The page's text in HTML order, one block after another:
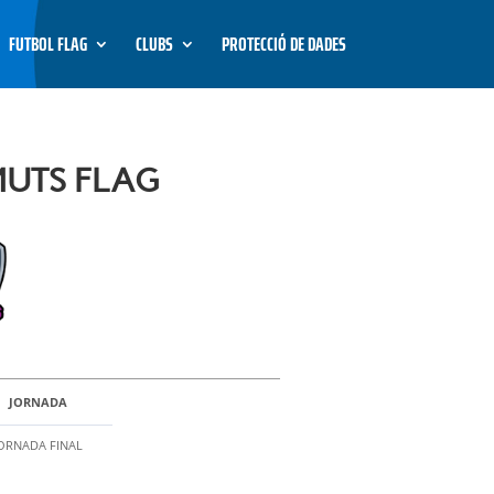
FUTBOL FLAG CLUBS PROTECCIÓ DE DADES
FLAG
JORNADA
FINAL